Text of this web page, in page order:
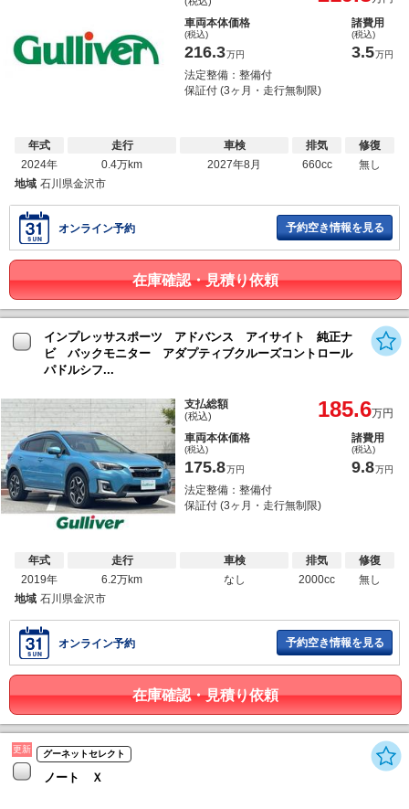
車両本体価格
(税込)
216.3万円
諸費用
(税込)
3.5万円
法定整備：整備付
保証付 (3ヶ月・走行無制限)
年式
2024年
走行
0.4万km
車検
2027年8月
排気
660cc
修復
無し
地域 石川県金沢市
オンライン予約 予約空き情報を見る
在庫確認・見積り依頼
インプレッサスポーツ アドバンス アイサイト 純正ナ
ビ バックモニター アダプティブクルーズコントロール
パドルシフ...
支払総額
(税込) 185.6万円
車両本体価格
(税込)
175.8万円
諸費用
(税込)
9.8万円
法定整備：整備付
保証付 (3ヶ月・走行無制限)
年式
2019年
走行
6.2万km
車検
なし
排気
2000cc
修復
無し
地域 石川県金沢市
オンライン予約 予約空き情報を見る
在庫確認・見積り依頼
更新 グーネットセレクト
ノート Ｘ